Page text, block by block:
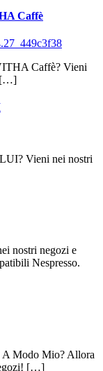
Caffè
Caffè? Vieni
[…]
Vieni nei nostri
nostri negozi e
Nespresso.
A Modo Mio? Allora
[…]